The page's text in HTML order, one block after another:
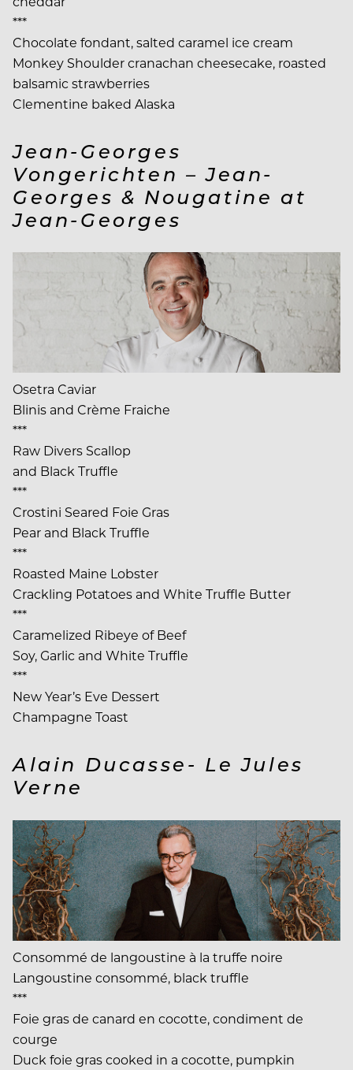
***
Chocolate fondant, salted caramel ice cream
Monkey Shoulder cranachan cheesecake, roasted
balsamic strawberries
Clementine baked Alaska
Jean-Georges
Vongerichten – Jean-
Georges & Nougatine at
Jean-Georges
Osetra Caviar
Blinis and Crème Fraiche
***
Raw Divers Scallop
and Black Truffle
***
Crostini Seared Foie Gras
Pear and Black Truffle
***
Roasted Maine Lobster
Crackling Potatoes and White Truffle Butter
***
Caramelized Ribeye of Beef
Soy, Garlic and White Truffle
***
New Year’s Eve Dessert
Champagne Toast
Alain Ducasse- Le Jules
Verne
Consommé de langoustine à la truffe noire
Langoustine consommé, black truffle
***
Foie gras de canard en cocotte, condiment de
courge
Duck foie gras cooked in a cocotte, pumpkin